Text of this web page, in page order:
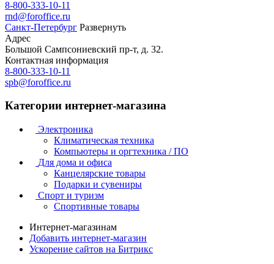
8-800-333-10-11
rnd@foroffice.ru
Санкт-Петербург Развернуть
Адрес
Большой Сампсониевский пр-т, д. 32.
Контактная информация
8-800-333-10-11
spb@foroffice.ru
Категории интернет-магазина
Электроника
Климатическая техника
Компьютеры и оргтехника / ПО
Для дома и офиса
Канцелярские товары
Подарки и сувениры
Спорт и туризм
Спортивные товары
Интернет-магазинам
Добавить интернет-магазин
Ускорение сайтов на Битрикс